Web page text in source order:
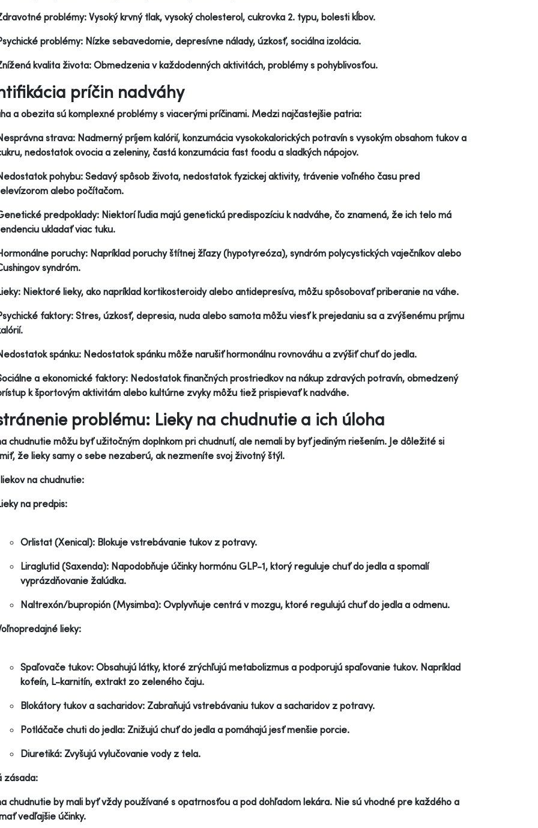
problémy: Vysoký krvný tlak, vysoký cholesterol, cukrovka 2. typu, bolesti kĺbov.
problémy: Nízke sebavedomie, depresívne nálady, úzkosť, sociálna izolácia.
kvalita života: Obmedzenia v každodenných aktivitách, problémy s pohyblivosťou.
príčin nadváhy
a obezita sú komplexné problémy s viacerými príčinami. Medzi najčastejšie patria:
strava: Nadmerný príjem kalórií, konzumácia vysokokalorických potravín s vysokým obsahom tukov a
nedostatok ovocia a zeleniny, častá konzumácia fast foodu a sladkých nápojov.
pohybu: Sedavý spôsob života, nedostatok fyzickej aktivity, trávenie voľného času pred
alebo počítačom.
predpoklady: Niektorí ľudia majú genetickú predispozíciu k nadváhe, čo znamená, že ich telo má
ukladať viac tuku.
poruchy: Napríklad poruchy štítnej žľazy (hypotyreóza), syndróm polycystických vaječníkov alebo
syndróm.
Niektoré lieky, ako napríklad kortikosteroidy alebo antidepresíva, môžu spôsobovať priberanie na váhe.
faktory: Stres, úzkosť, depresia, nuda alebo samota môžu viesť k prejedaniu sa a zvýšenému príjmu
spánku: Nedostatok spánku môže narušiť hormonálnu rovnováhu a zvýšiť chuť do jedla.
a ekonomické faktory: Nedostatok finančných prostriedkov na nákup zdravých potravín, obmedzený
k športovým aktivitám alebo kultúrne zvyky môžu tiež prispievať k nadváhe.
problému: Lieky na chudnutie a ich úloha
chudnutie môžu byť užitočným doplnkom pri chudnutí, ale nemali by byť jediným riešením. Je dôležité si
že lieky samy o sebe nezaberú, ak nezmeníte svoj životný štýl.
na chudnutie:
na predpis:
Orlistat (Xenical): Blokuje vstrebávanie tukov z potravy.
Liraglutid (Saxenda): Napodobňuje účinky hormónu GLP-1, ktorý reguluje chuť do jedla a spomalí
vyprázdňovanie žalúdka.
Naltrexón/bupropión (Mysimba): Ovplyvňuje centrá v mozgu, ktoré regulujú chuť do jedla a odmenu.
lieky:
Spaľovače tukov: Obsahujú látky, ktoré zrýchľujú metabolizmus a podporujú spaľovanie tukov. Napríklad
kofeín, L-karnitín, extrakt zo zeleného čaju.
Blokátory tukov a sacharidov: Zabraňujú vstrebávaniu tukov a sacharidov z potravy.
Potláčače chuti do jedla: Znižujú chuť do jedla a pomáhajú jesť menšie porcie.
Diuretiká: Zvyšujú vylučovanie vody z tela.
zásada:
chudnutie by mali byť vždy používané s opatrnosťou a pod dohľadom lekára. Nie sú vhodné pre každého a
vedľajšie účinky.